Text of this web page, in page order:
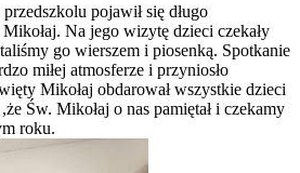
pojawił się długo
Na jego wizytę dzieci czekały
go wierszem i piosenką. Spotkanie
miłej atmosferze i przyniosło
Mikołaj obdarował wszystkie dzieci
Św. Mikołaj o nas pamiętał i czekamy
roku.